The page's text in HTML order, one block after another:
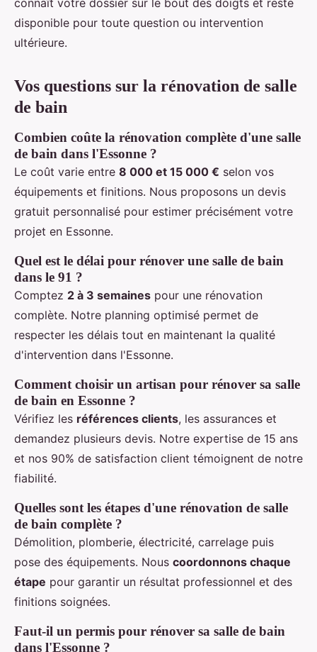
disponible pour toute question ou intervention
ultérieure.
Vos questions sur la rénovation de salle
de bain
Combien coûte la rénovation complète d'une salle
de bain dans l'Essonne ?
Le coût varie entre 8 000 et 15 000 € selon vos
équipements et finitions. Nous proposons un devis
gratuit personnalisé pour estimer précisément votre
projet en Essonne.
Quel est le délai pour rénover une salle de bain
dans le 91 ?
Comptez 2 à 3 semaines pour une rénovation
complète. Notre planning optimisé permet de
respecter les délais tout en maintenant la qualité
d'intervention dans l'Essonne.
Comment choisir un artisan pour rénover sa salle
de bain en Essonne ?
Vérifiez les références clients, les assurances et
demandez plusieurs devis. Notre expertise de 15 ans
et nos 90% de satisfaction client témoignent de notre
fiabilité.
Quelles sont les étapes d'une rénovation de salle
de bain complète ?
Démolition, plomberie, électricité, carrelage puis
pose des équipements. Nous coordonnons chaque
étape pour garantir un résultat professionnel et des
finitions soignées.
Faut-il un permis pour rénover sa salle de bain
dans l'Essonne ?